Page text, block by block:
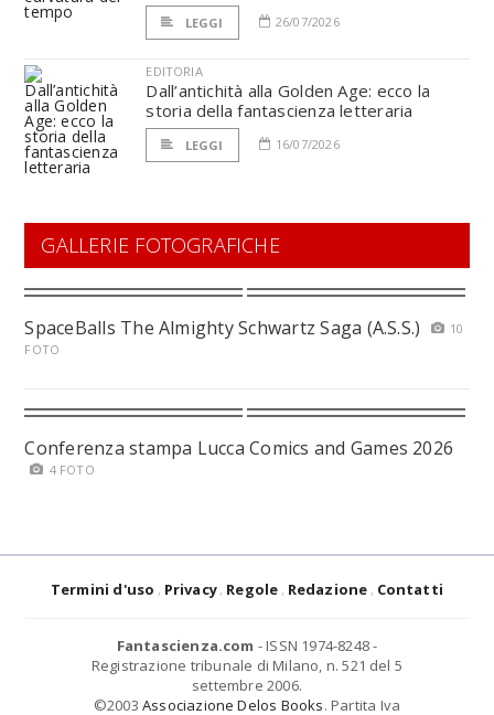
LEGGI 26/07/2026
EDITORIA
Dall’antichità alla Golden Age: ecco la
storia della fantascienza letteraria
LEGGI 16/07/2026
GALLERIE FOTOGRAFICHE
SpaceBalls The Almighty Schwartz Saga (A.S.S.)
10
FOTO
Conferenza stampa Lucca Comics and Games 2026
4 FOTO
Termini d'uso Privacy Regole Redazione Contatti
Fantascienza.com - ISSN 1974-8248 -
Registrazione tribunale di Milano, n. 521 del 5
settembre 2006.
©2003 Associazione Delos Books. Partita Iva